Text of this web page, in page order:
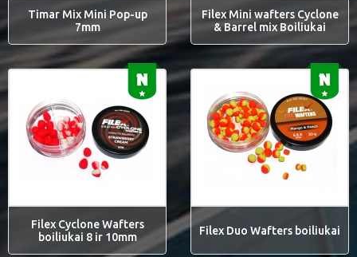
Timar Mix Mini Pop-up
7mm
Filex Mini wafters Cyclone
& Barrel mix Boiliukai
Filex Cyclone Wafters
boiliukai 8 ir 10mm
Filex Duo Wafters boiliukai